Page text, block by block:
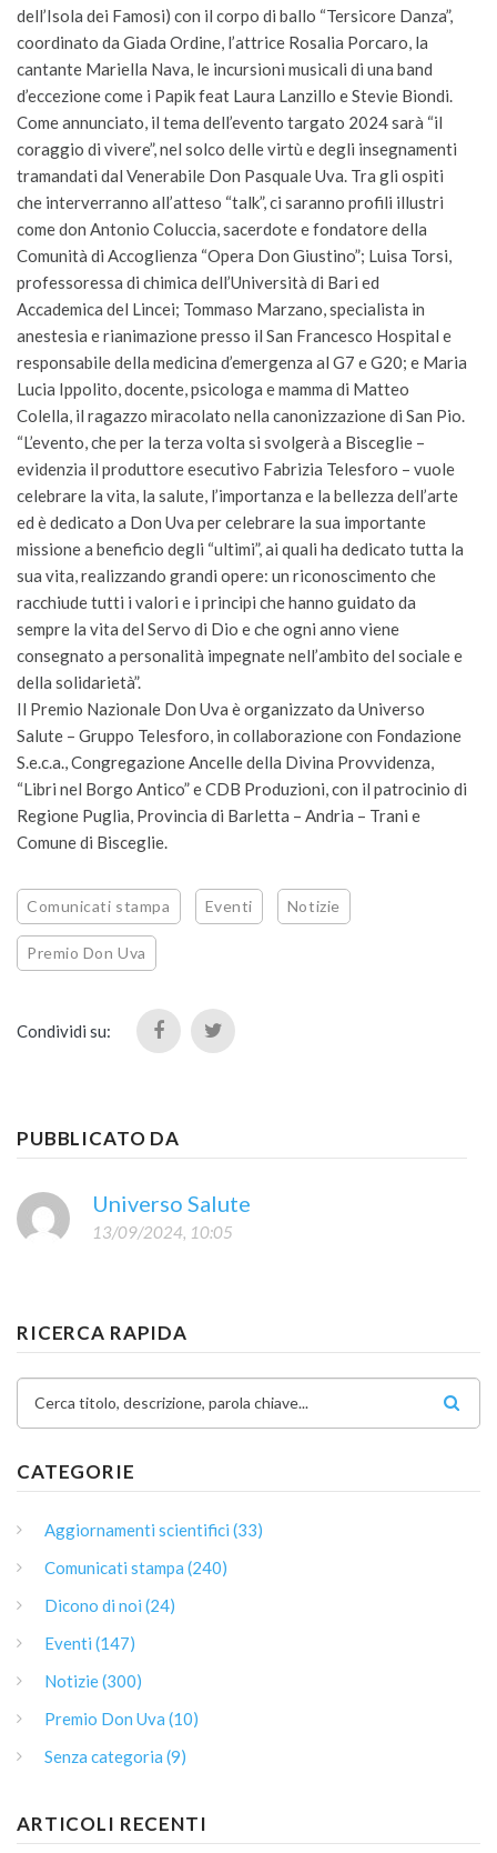
dell’Isola dei Famosi) con il corpo di ballo “Tersicore Danza”,
coordinato da Giada Ordine, l’attrice Rosalia Porcaro, la
cantante Mariella Nava, le incursioni musicali di una band
d’eccezione come i Papik feat Laura Lanzillo e Stevie Biondi.
Come annunciato, il tema dell’evento targato 2024 sarà “il
coraggio di vivere”, nel solco delle virtù e degli insegnamenti
tramandati dal Venerabile Don Pasquale Uva. Tra gli ospiti
che interverranno all’atteso “talk”, ci saranno profili illustri
come don Antonio Coluccia, sacerdote e fondatore della
Comunità di Accoglienza “Opera Don Giustino”; Luisa Torsi,
professoressa di chimica dell’Università di Bari ed
Accademica del Lincei; Tommaso Marzano, specialista in
anestesia e rianimazione presso il San Francesco Hospital e
responsabile della medicina d’emergenza al G7 e G20; e Maria
Lucia Ippolito, docente, psicologa e mamma di Matteo
Colella, il ragazzo miracolato nella canonizzazione di San Pio.
“L’evento, che per la terza volta si svolgerà a Bisceglie –
evidenzia il produttore esecutivo Fabrizia Telesforo – vuole
celebrare la vita, la salute, l’importanza e la bellezza dell’arte
ed è dedicato a Don Uva per celebrare la sua importante
missione a beneficio degli “ultimi”, ai quali ha dedicato tutta la
sua vita, realizzando grandi opere: un riconoscimento che
racchiude tutti i valori e i principi che hanno guidato da
sempre la vita del Servo di Dio e che ogni anno viene
consegnato a personalità impegnate nell’ambito del sociale e
della solidarietà”.
Il Premio Nazionale Don Uva è organizzato da Universo
Salute – Gruppo Telesforo, in collaborazione con Fondazione
S.e.c.a., Congregazione Ancelle della Divina Provvidenza,
“Libri nel Borgo Antico” e CDB Produzioni, con il patrocinio di
Regione Puglia, Provincia di Barletta – Andria – Trani e
Comune di Bisceglie.
Comunicati stampa Eventi Notizie
Premio Don Uva
Condividi su:
PUBBLICATO DA
Universo Salute
13/09/2024, 10:05
RICERCA RAPIDA
Cerca titolo, descrizione, parola chiave...
CATEGORIE
Aggiornamenti scientifici (33)
Comunicati stampa (240)
Dicono di noi (24)
Eventi (147)
Notizie (300)
Premio Don Uva (10)
Senza categoria (9)
ARTICOLI RECENTI